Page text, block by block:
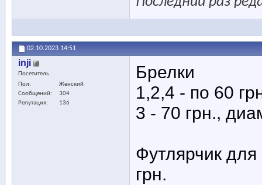
02.10.2023 14:51
inji
Посетитель
Пол
Женский
Сообщений
304
Репутация
136
Брелки
1,2,4 - по 60
3 - 70 грн.,
Футлярчик
грн.